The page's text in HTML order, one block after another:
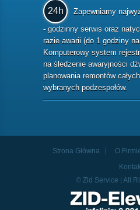
24h
Zapewniamy
- godzinny serwis oraz
razie awarii (do 1 godziny na
Komputerowy system
na śledzenie awaryjności
planowania remontów
wybranych podzespołów.
Strona Główna O
© Zid Service | All